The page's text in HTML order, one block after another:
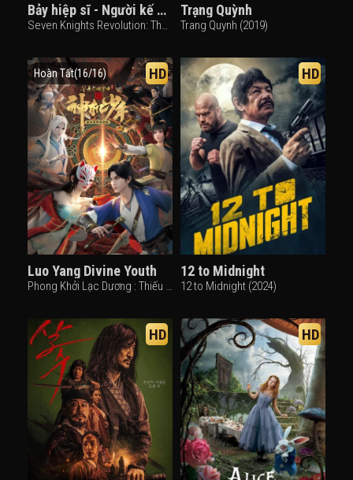
Bảy hiệp sĩ - Người kế vị anh hùng
Seven Knights Revolution: The Hero's Successor, Seven Knights Revolution -Eiyuu no Keishousha (2021)
Trạng Quỳnh
Trang Quynh (2019)
Hoàn Tất(16/16) HD
Luo Yang Divine Youth
Phong Khởi Lạc Dương : Thiếu Niên Thần Cơ (2022)
HD
12 to Midnight
12 to Midnight (2024)
HD HD